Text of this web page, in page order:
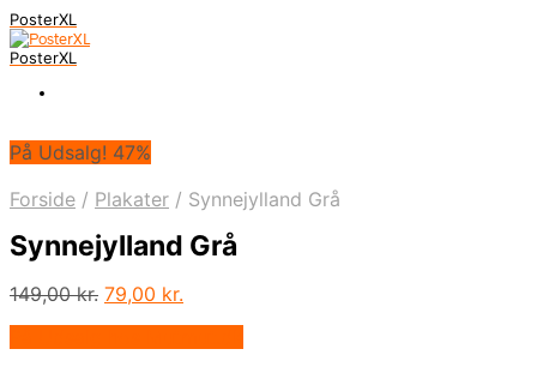
PosterXL
PosterXL
På Udsalg! 47%
Forside / Plakater / Synnejylland Grå
Synnejylland Grå
149,00kr. Den
79,00 kr.